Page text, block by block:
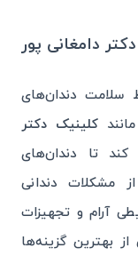
دامغانی پور
سلامت دندان‌های
کلینیک دکتر
تا دندان‌های
مشکلات دندانی
آرام و تجهیزات
بهترین گزینه‌ها